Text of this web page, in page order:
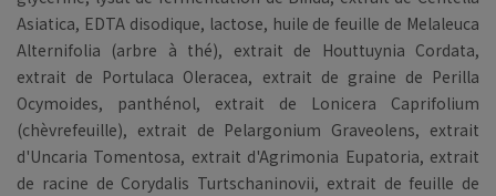
Asiatica, EDTA disodique, lactose, huile de feuille de Melaleuca
Alternifolia (arbre à thé), extrait de Houttuynia Cordata,
extrait de Portulaca Oleracea, extrait de graine de Perilla
Ocymoides, panthénol, extrait de Lonicera Caprifolium
(chèvrefeuille), extrait de Pelargonium Graveolens, extrait
d'Uncaria Tomentosa, extrait d'Agrimonia Eupatoria, extrait
de racine de Corydalis Turtschaninovii, extrait de feuille de